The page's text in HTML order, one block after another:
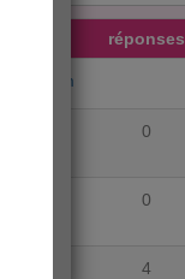
réponses
0
0
4